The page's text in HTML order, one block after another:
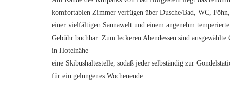
komfortablen Zimmer verfügen über Dusche/Bad, WC,
einer vielfältigen Saunawelt und einem angenehm
Gebühr buchbar. Zum leckeren Abendessen sind
in Hotelnähe
eine Skibushaltestelle, sodaß jeder selbständig zur
für ein gelungenes Wochenende.